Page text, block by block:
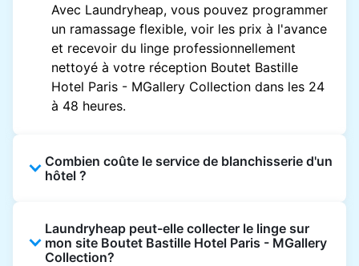
Avec Laundryheap, vous pouvez programmer
un ramassage flexible, voir les prix à l'avance
et recevoir du linge professionnellement
nettoyé à votre réception Boutet Bastille
Hotel Paris - MGallery Collection dans les 24
à 48 heures.
Combien coûte le service de blanchisserie d'un
hôtel ?
fonction de l'établissement et du vêtement et
sont souvent beaucoup plus élevés.
Laundryheap peut-elle collecter le linge sur
mon site Boutet Bastille Hotel Paris - MGallery
Collection?